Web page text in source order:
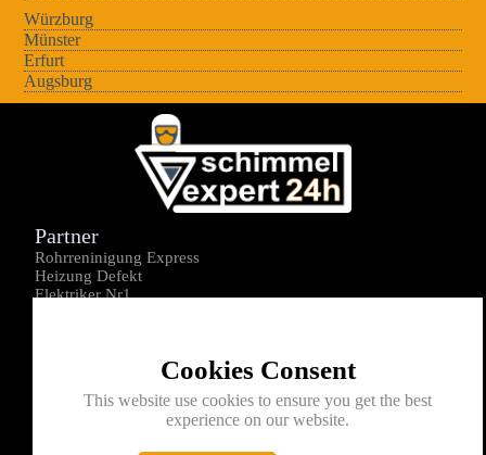
Würzburg
Münster
Erfurt
Augsburg
Cookies Consent
This website use cookies to ensure you get the best
experience on our website.
Partner
Rohrreninigung Express
Heizung Defekt
Elektriker Nr1
Kontakt